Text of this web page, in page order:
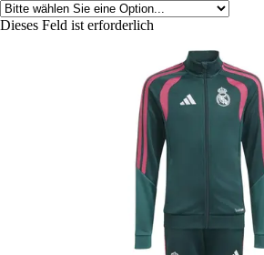
Dieses Feld ist erforderlich